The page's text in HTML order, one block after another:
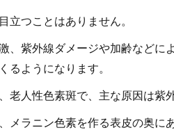
立つことはありません。
、紫外線ダメージや加齢などに
るようになります。
老人性色素斑で、主な原因は紫
メラニン色素を作る表皮の奥に